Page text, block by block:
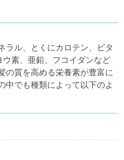
ラル、とくにカロテン、ビタ
素、亜鉛、フコイダンなど
の質を高める栄養素が豊富に
中でも種類によって以下のよ